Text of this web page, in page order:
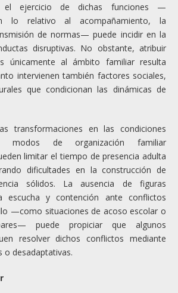
el ejercicio de dichas funciones —
lo relativo al acompañamiento, la
de normas— puede incidir en la
disruptivas. No obstante, atribuir
únicamente al ámbito familiar resulta
intervienen también factores sociales,
que condicionan las dinámicas de
transformaciones en las condiciones
de organización familiar
limitar el tiempo de presencia adulta
dificultades en la construcción de
sólidos. La ausencia de figuras
escucha y contención ante conflictos
—como situaciones de acoso escolar o
puede propiciar que algunos
resolver dichos conflictos mediante
o desadaptativas.